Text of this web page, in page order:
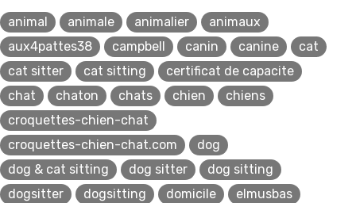
animal animale animalier
animaux
aux4pattes38
campbell canin canine
cat
cat sitter
cat sitting
certificat de capacite
chat
chaton chats chien
chiens
croquettes-chien-chat
croquettes-chien-chat.com
dog
dog & cat sitting
dog sitter
dog sitting
dogsitter
dogsitting domicile
elmusbas